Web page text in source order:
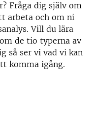
Fråga dig själv om
arbeta och om ni
Vill du lära
de tio typerna av
så ser vi vad vi kan
komma igång.